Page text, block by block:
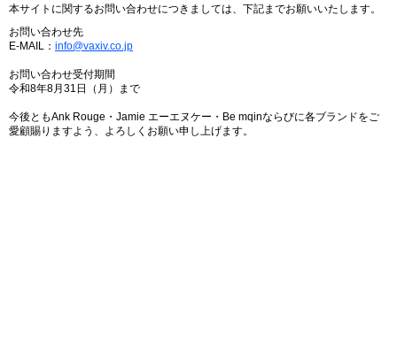
本サイトに関するお問い合わせにつきましては、下記までお願いいたします。
お問い合わせ先
E-MAIL： info@vaxiv.co.jp
お問い合わせ受付期間
令和8年8月31日（月）まで
今後ともAnk Rouge・Jamie エーエヌケー・Be mqinならびに各ブランドをご
愛顧賜りますよう、よろしくお願い申し上げます。